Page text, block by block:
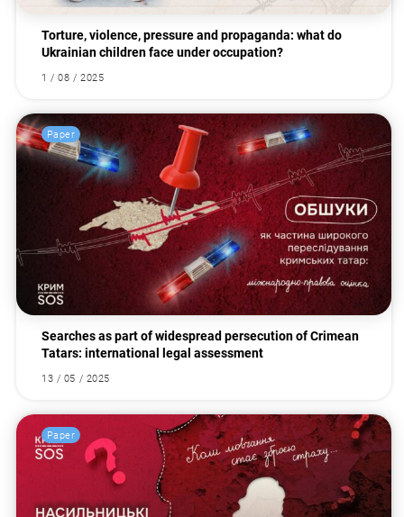
Torture, violence, pressure and propaganda: what do
Ukrainian children face under occupation?
1 / 08 / 2025
Paper
Searches as part of widespread persecution of Crimean
Tatars: international legal assessment
13 / 05 / 2025
Paper